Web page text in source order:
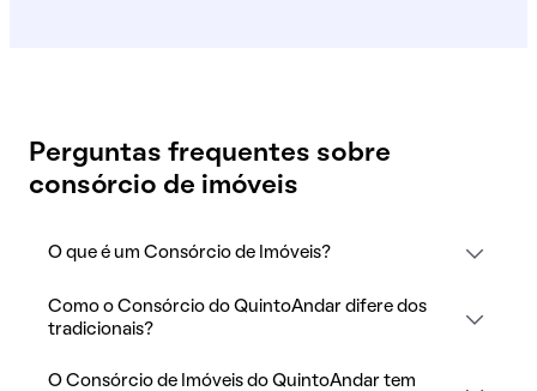
Perguntas frequentes sobre
consórcio de imóveis
O que é um Consórcio de Imóveis?
Como o Consórcio do QuintoAndar difere dos
tradicionais?
O Consórcio de Imóveis do QuintoAndar tem